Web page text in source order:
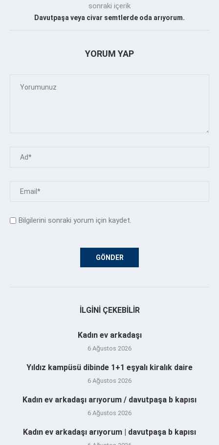
sonraki içerik
Davutpaşa veya civar semtlerde oda arıyorum.
YORUM YAP
Bilgilerini sonraki yorum için kaydet.
İLGINI ÇEKEBILIR
Kadın ev arkadaşı
6 Ağustos 2026
Yıldız kampüsü dibinde 1+1 eşyalı kiralık daire
6 Ağustos 2026
Kadın ev arkadaşı arıyorum / davutpaşa b kapısı
6 Ağustos 2026
Kadın ev arkadaşı arıyorum | davutpaşa b kapısı